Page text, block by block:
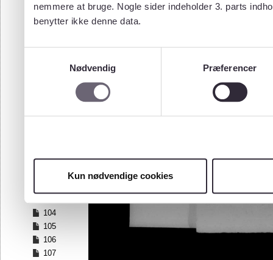
nemmere at bruge. Nogle sider indeholder 3. parts
benytter ikke denne data.
Nødvendig
Præferencer
Kun nødvendige cookies
89
90
97
100
104
105
106
107